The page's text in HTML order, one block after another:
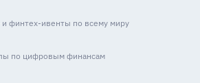
и финтех-ивенты по всему миру
по цифровым финансам